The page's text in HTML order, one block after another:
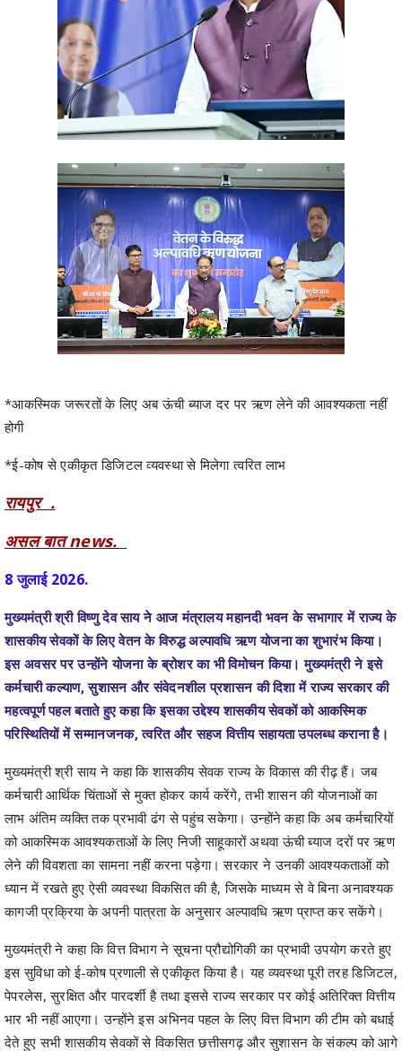
*आकस्मिक जरूरतों के लिए अब ऊंची ब्याज दर पर ऋण लेने की आवश्यकता नहीं
होगी
*ई-कोष से एकीकृत डिजिटल व्यवस्था से मिलेगा त्वरित लाभ
रायपुर .
असल बात news.
8 जुलाई 2026.
मुख्यमंत्री श्री विष्णु देव साय ने आज मंत्रालय महानदी भवन के सभागार में राज्य के
शासकीय सेवकों के लिए वेतन के विरुद्ध अल्पावधि ऋण योजना का शुभारंभ किया।
इस अवसर पर उन्होंने योजना के ब्रोशर का भी विमोचन किया। मुख्यमंत्री ने इसे
कर्मचारी कल्याण, सुशासन और संवेदनशील प्रशासन की दिशा में राज्य सरकार की
महत्वपूर्ण पहल बताते हुए कहा कि इसका उद्देश्य शासकीय सेवकों को आकस्मिक
परिस्थितियों में सम्मानजनक, त्वरित और सहज वित्तीय सहायता उपलब्ध कराना है।
मुख्यमंत्री श्री साय ने कहा कि शासकीय सेवक राज्य के विकास की रीढ़ हैं। जब
कर्मचारी आर्थिक चिंताओं से मुक्त होकर कार्य करेंगे, तभी शासन की योजनाओं का
लाभ अंतिम व्यक्ति तक प्रभावी ढंग से पहुंच सकेगा। उन्होंने कहा कि अब कर्मचारियों
को आकस्मिक आवश्यकताओं के लिए निजी साहूकारों अथवा ऊंची ब्याज दरों पर ऋण
लेने की विवशता का सामना नहीं करना पड़ेगा। सरकार ने उनकी आवश्यकताओं को
ध्यान में रखते हुए ऐसी व्यवस्था विकसित की है, जिसके माध्यम से वे बिना अनावश्यक
कागजी प्रक्रिया के अपनी पात्रता के अनुसार अल्पावधि ऋण प्राप्त कर सकेंगे।
मुख्यमंत्री ने कहा कि वित्त विभाग ने सूचना प्रौद्योगिकी का प्रभावी उपयोग करते हुए
इस सुविधा को ई-कोष प्रणाली से एकीकृत किया है। यह व्यवस्था पूरी तरह डिजिटल,
पेपरलेस, सुरक्षित और पारदर्शी है तथा इससे राज्य सरकार पर कोई अतिरिक्त वित्तीय
भार भी नहीं आएगा। उन्होंने इस अभिनव पहल के लिए वित्त विभाग की टीम को बधाई
देते हुए सभी शासकीय सेवकों से विकसित छत्तीसगढ़ और सुशासन के संकल्प को आगे